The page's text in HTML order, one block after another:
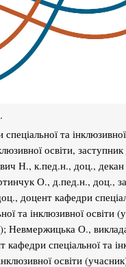
та
освіти,
Н., к.пед.н., доц., декан
О., д.пед.н., доц.,
доцент кафедри
та інклюзивної
Невмержицька О.,
спеціальної та
освіти